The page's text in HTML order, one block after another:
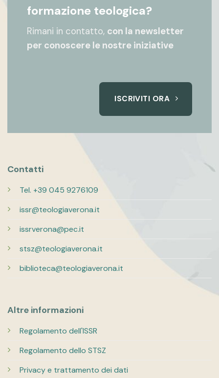
formazione teologica?
Rimani in contatto, con la newsletter
per conoscere le nostre iniziative
ISCRIVITI ORA
Contatti
Tel. +39 045 9276109
issr@teologiaverona.it
issrverona@pec.it
stsz@teologiaverona.it
biblioteca@teologiaverona.it
Altre informazioni
Regolamento dell'ISSR
Regolamento dello STSZ
Privacy e trattamento dei dati